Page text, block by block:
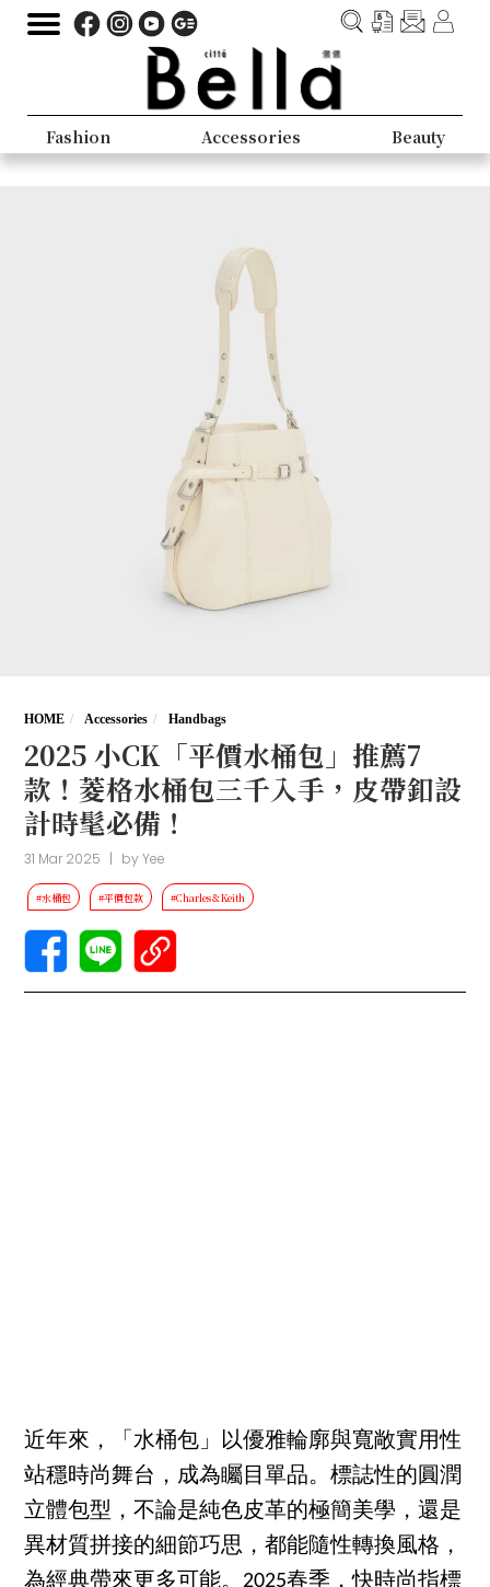
Fashion Accessories Beauty
HOME Accessories Handbags
2025 小CK「平價水桶包」推薦7
款！菱格水桶包三千入手，皮帶釦設
計時髦必備！
31 Mar 2025 | byYee
#水桶包 #平價包款 #Charles＆Keith
近年來，「水桶包」以優雅輪廓與寬敞實用性
站穩時尚舞台，成為矚目單品。標誌性的圓潤
立體包型，不論是純色皮革的極簡美學，還是
異材質拼接的細節巧思，都能隨性轉換風格，
為經典帶來更多可能。2025春季，快時尚指標